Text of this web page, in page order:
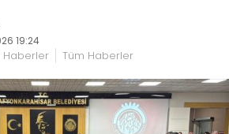
19:24
Haberler Tüm Haberler